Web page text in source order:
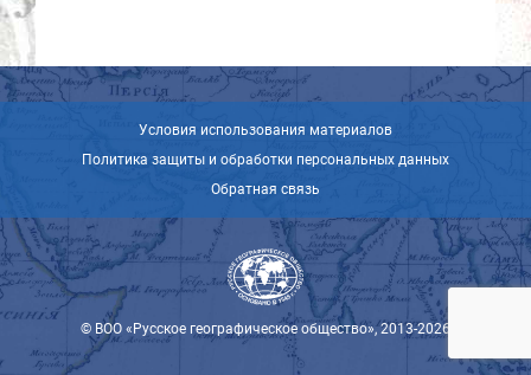
Условия использования материалов
Политика защиты и обработки персональных данных
Обратная связь
© ВОО «Русское географическое общество», 2013-2026